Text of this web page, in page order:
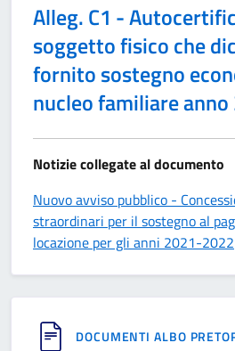
Alleg. C1 -
soggetto fisico che
fornito sostegno
nucleo familiare anno
Notizie collegate al documento
Nuovo avviso pubblico -
straordinari per il sostegno al
locazione per gli anni 2021-2022
DOCUMENTI ALBO